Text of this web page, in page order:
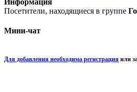
Информация
Посетители, находящиеся в группе
Мини-чат
Для добавления необходима регистрация или